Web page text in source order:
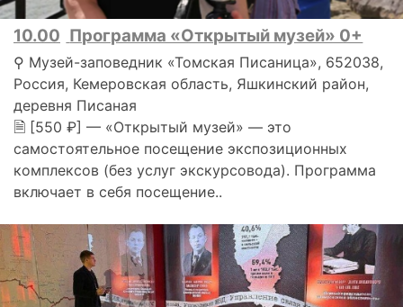
10.00 Программа «Открытый музей» 0+
⚲ Музей-заповедник «Томская Писаница», 652038,
Россия, Кемеровская область, Яшкинский район,
деревня Писаная
🗎 [550 ₽] — «Открытый музей» — это
самостоятельное посещение экспозиционных
комплексов (без услуг экскурсовода). Программа
включает в себя посещение..